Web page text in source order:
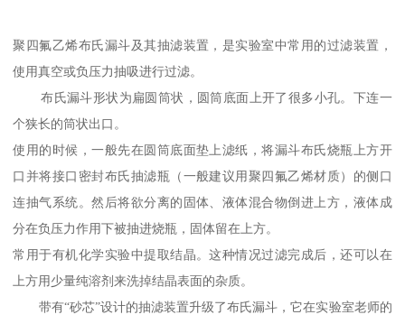
聚四氟乙烯布氏漏斗及其抽滤装置，是实验室中常用的过滤装置，
使用真空或负压力抽吸进行过滤。
布氏漏斗形状为扁圆筒状，圆筒底面上开了很多小孔。下连一
个狭长的筒状出口。
使用的时候，一般先在圆筒底面垫上滤纸，将漏斗布氏烧瓶上方开
口并将接口密封布氏抽滤瓶（一般建议用聚四氟乙烯材质）的侧口
连抽气系统。然后将欲分离的固体、液体混合物倒进上方，液体成
分在负压力作用下被抽进烧瓶，固体留在上方。
常用于有机化学实验中提取结晶。这种情况过滤完成后，还可以在
上方用少量纯溶剂来洗掉结晶表面的杂质。
带有“砂芯”设计的抽滤装置升级了布氏漏斗，它在实验室老师的